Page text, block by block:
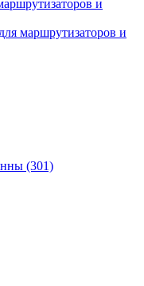
и
маршрутизаторов и
(301)